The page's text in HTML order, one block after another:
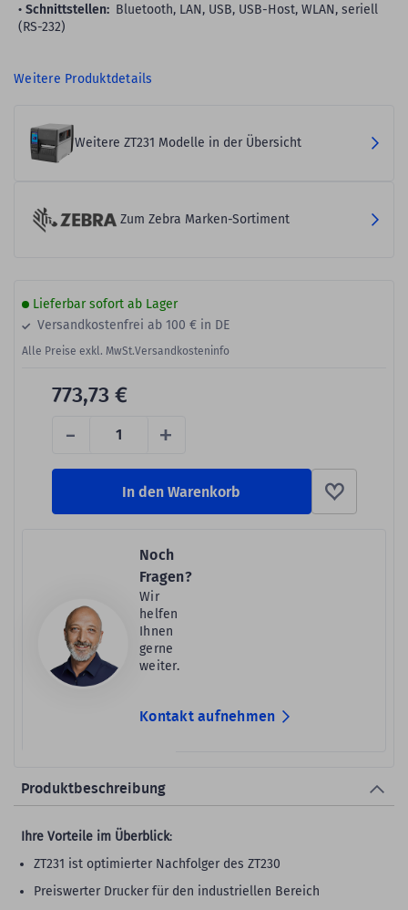
Schnittstellen: Bluetooth, LAN, USB, USB-Host, WLAN, seriell
(RS-232)
Weitere Produktdetails
Weitere ZT231 Modelle in der Übersicht
Zum Zebra Marken-Sortiment
Lieferbar sofort ab Lager
Versandkostenfrei ab 100 € in DE
Alle Preise exkl. MwSt.Versandkosteninfo
- +
773,73 €
In den Warenkorb
Noch
Fragen?
Wir
helfen
Ihnen
gerne
weiter.
Kontakt aufnehmen
Produktbeschreibung
Ihre Vorteile im Überblick:
ZT231 ist optimierter Nachfolger des ZT230
Preiswerter Drucker für den industriellen Bereich